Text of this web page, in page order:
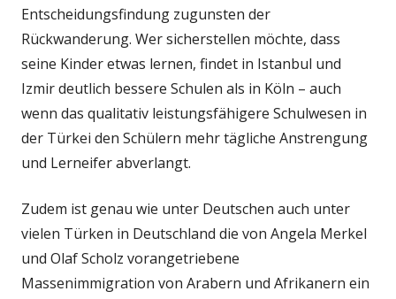
Entscheidungsfindung zugunsten der
Rückwanderung. Wer sicherstellen möchte, dass
seine Kinder etwas lernen, findet in Istanbul und
Izmir deutlich bessere Schulen als in Köln – auch
wenn das qualitativ leistungsfähigere Schulwesen in
der Türkei den Schülern mehr tägliche Anstrengung
und Lerneifer abverlangt.
Zudem ist genau wie unter Deutschen auch unter
vielen Türken in Deutschland die von Angela Merkel
und Olaf Scholz vorangetriebene
Massenimmigration von Arabern und Afrikanern ein